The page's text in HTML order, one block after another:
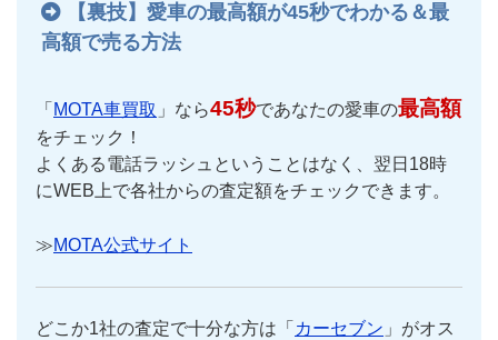
【裏技】愛車の最高額が45秒でわかる＆最
高額で売る方法
「 MOTA車買取 」なら45秒であなたの愛車の最高額
をチェック！
よくある電話ラッシュということはなく、翌日18時
にWEB上で各社からの査定額をチェックできます。
≫MOTA公式サイト
どこか1社の査定で十分な方は「 カーセブン 」がオス